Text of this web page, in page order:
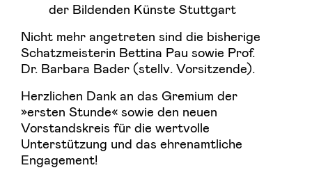
der Bildenden Künste Stuttgart
Nicht mehr angetreten sind die bisherige
Schatzmeisterin Bettina Pau sowie Prof.
Dr. Barbara Bader (stellv. Vorsitzende).
Herzlichen Dank an das Gremium der
»ersten Stunde« sowie den neuen
Vorstandskreis für die wertvolle
Unterstützung und das ehrenamtliche
Engagement!